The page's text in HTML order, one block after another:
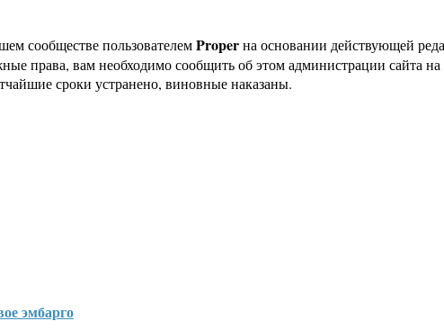
сообществе пользователемProperна основании действующей
права, вам необходимо сообщить об этом администрации сайта
сроки устранено, виновные наказаны.
эмбарго